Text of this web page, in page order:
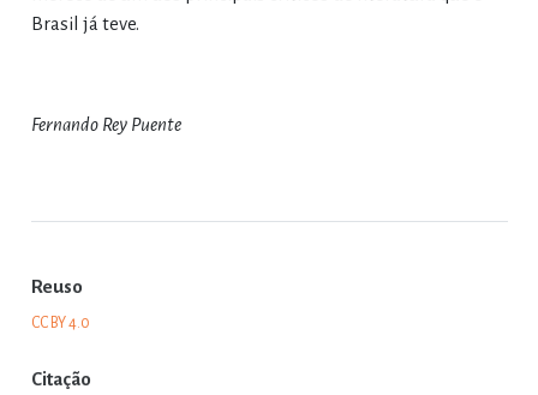
Brasil já teve.
Fernando Rey Puente
Reuso
CC BY 4.0
Citação